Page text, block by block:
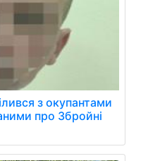
з окупантами
про Збройні